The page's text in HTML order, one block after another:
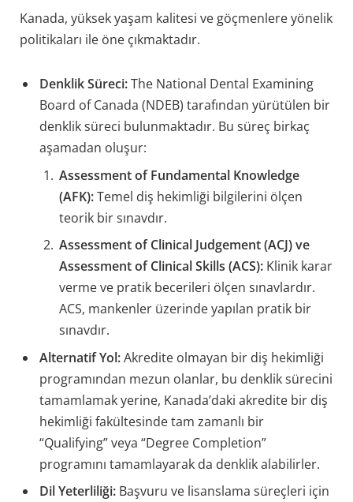
Kanada, yüksek yaşam kalitesi ve göçmenlere yönelik
politikaları ile öne çıkmaktadır.
Denklik Süreci:The National Dental Examining
Board of Canada (NDEB) tarafından yürütülen bir
denklik süreci bulunmaktadır. Bu süreç birkaç
aşamadan oluşur:
Assessment of Fundamental Knowledge
(AFK):Temel diş hekimliği bilgilerini ölçen
teorik bir sınavdır.
Assessment of Clinical Judgement (ACJ) ve
Assessment of Clinical Skills (ACS): Klinik karar
verme ve pratik becerileri ölçen sınavlardır.
ACS, mankenler üzerinde yapılan pratik bir
sınavdır.
Alternatif Yol:Akredite olmayan bir diş hekimliği
programından mezun olanlar, bu denklik sürecini
tamamlamak yerine, Kanada’daki akredite bir diş
hekimliği fakültesinde tam zamanlı bir
“Qualifying” veya “Degree Completion”
programını tamamlayarak da denklik alabilirler.
Dil Yeterliliği: Başvuru ve lisanslama süreçleri için